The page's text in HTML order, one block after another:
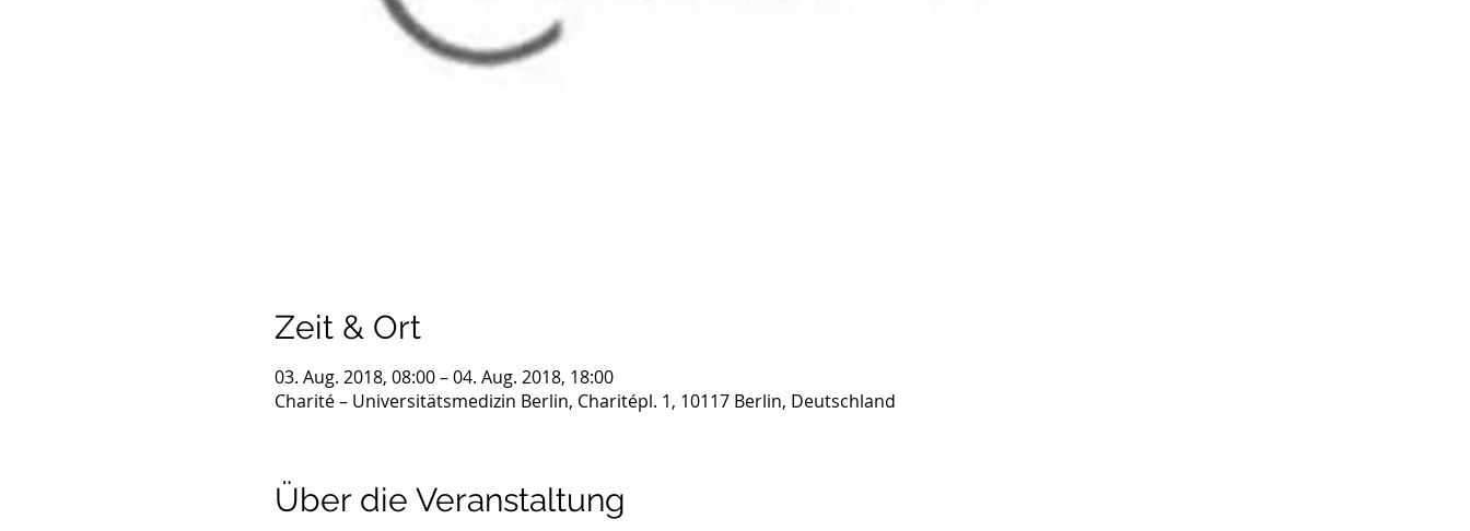
Zeit & Ort
03. Aug. 2018, 08:00 – 04. Aug. 2018, 18:00
Charité – Universitätsmedizin Berlin, Charitépl. 1, 10117 Berlin, Deutschland
Über die Veranstaltung